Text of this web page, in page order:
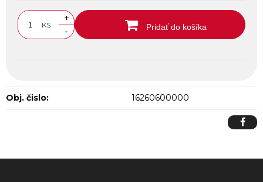
KS
+
-
Pridať do košíka
Obj. čislo: 16260600000